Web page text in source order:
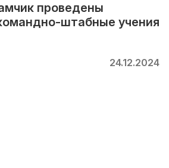
проведены
штабные учения
24.12.2024